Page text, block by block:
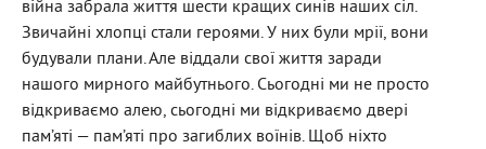
війна забрала життя шести кращих синів наших сіл.
Звичайні хлопці стали героями. У них були мрії, вони
будували плани. Але віддали свої життя заради
нашого мирного майбутнього. Сьогодні ми не просто
відкриваємо алею, сьогодні ми відкриваємо двері
пам’яті — пам’яті про загиблих воїнів. Щоб ніхто